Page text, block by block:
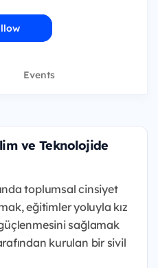
Events
ve Teknolojide
toplumsal cinsiyet
eğitimler yoluyla kız
sağlamak
kurulan bir sivil